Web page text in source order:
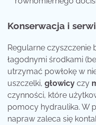
Konserwacja i
Regularne czyszczenie
łagodnymi środkami
utrzymać powłokę w
uszczelki, głowicy czy
czynności, które
pomocy hydraulika. W
napraw zaleca się